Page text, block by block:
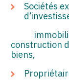
Sociétés
construction
biens,